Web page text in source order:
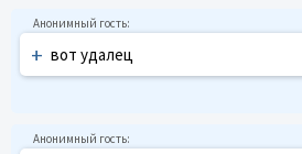
+ вот удалец